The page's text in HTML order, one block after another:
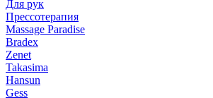
Для рук
Прессотерапия
Massage Paradise
Bradex
Zenet
Takasima
Hansun
Gess